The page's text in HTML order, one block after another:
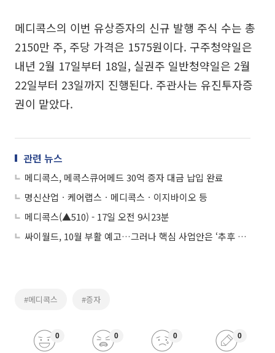
메디콕스의 이번 유상증자의 신규 발행 주식 수는 총
2150만 주, 주당 가격은 1575원이다. 구주청약일은
내년 2월 17일부터 18일, 실권주 일반청약일은 2월
22일부터 23일까지 진행된다. 주관사는 유진투자증
권이 맡았다.
관련 뉴스
메디콕스, 메콕스큐어메드 30억 증자 대금 납입 완료
명신산업ㆍ케어랩스ㆍ메디콕스ㆍ이지바이오 등
메디콕스(▲510) - 17일 오전 9시23분
싸이월드, 10월 부활 예고…그러나 핵심 사업안은 ‘추후 공개’
#메디콕스 #증자
0 0 0 0